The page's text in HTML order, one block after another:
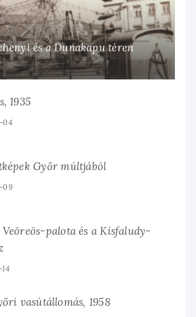
és a Dunakapu téren
1935
04
Győr múltjából
09
palota és a Kisfaludy-
vasútállomás, 1958